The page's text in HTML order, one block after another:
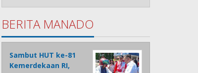
BERITA MANADO
Sambut HUT ke-81
Kemerdekaan RI,